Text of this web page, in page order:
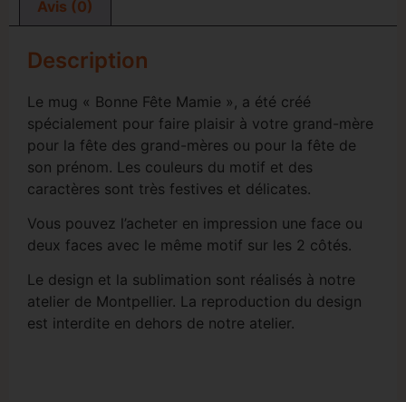
Avis (0)
Description
Le mug « Bonne Fête Mamie », a été créé
spécialement pour faire plaisir à votre grand-mère
pour la fête des grand-mères ou pour la fête de
son prénom. Les couleurs du motif et des
caractères sont très festives et délicates.
Vous pouvez l’acheter en impression une face ou
deux faces avec le même motif sur les 2 côtés.
Le design et la sublimation sont réalisés à notre
atelier de Montpellier. La reproduction du design
est interdite en dehors de notre atelier.